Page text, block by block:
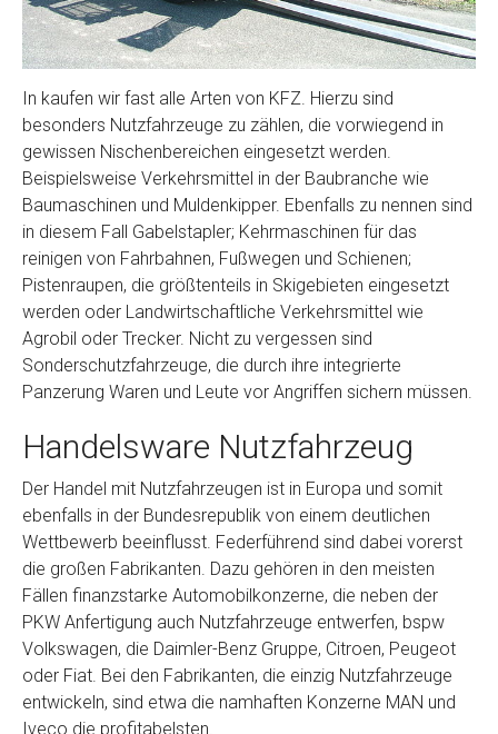
In kaufen wir fast alle Arten von KFZ. Hierzu sind
besonders Nutzfahrzeuge zu zählen, die vorwiegend in
gewissen Nischenbereichen eingesetzt werden.
Beispielsweise Verkehrsmittel in der Baubranche wie
Baumaschinen und Muldenkipper. Ebenfalls zu nennen sind
in diesem Fall Gabelstapler; Kehrmaschinen für das
reinigen von Fahrbahnen, Fußwegen und Schienen;
Pistenraupen, die größtenteils in Skigebieten eingesetzt
werden oder Landwirtschaftliche Verkehrsmittel wie
Agrobil oder Trecker. Nicht zu vergessen sind
Sonderschutzfahrzeuge, die durch ihre integrierte
Panzerung Waren und Leute vor Angriffen sichern müssen.
Handelsware Nutzfahrzeug
Der Handel mit Nutzfahrzeugen ist in Europa und somit
ebenfalls in der Bundesrepublik von einem deutlichen
Wettbewerb beeinflusst. Federführend sind dabei vorerst
die großen Fabrikanten. Dazu gehören in den meisten
Fällen finanzstarke Automobilkonzerne, die neben der
PKW Anfertigung auch Nutzfahrzeuge entwerfen, bspw
Volkswagen, die Daimler-Benz Gruppe, Citroen, Peugeot
oder Fiat. Bei den Fabrikanten, die einzig Nutzfahrzeuge
entwickeln, sind etwa die namhaften Konzerne MAN und
Iveco die profitabelsten.